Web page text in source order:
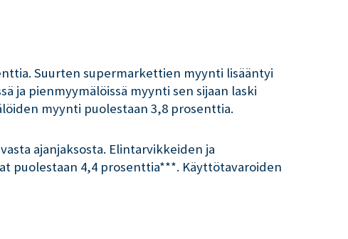
Suurten supermarkettien myynti lisääntyi
ja pienmyymälöissä myynti sen sijaan laski
myynti puolestaan 3,8 prosenttia.
ajanjaksosta. Elintarvikkeiden ja
puolestaan 4,4 prosenttia***. Käyttötavaroiden